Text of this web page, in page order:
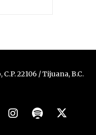
22106 / Tijuana, B.C.